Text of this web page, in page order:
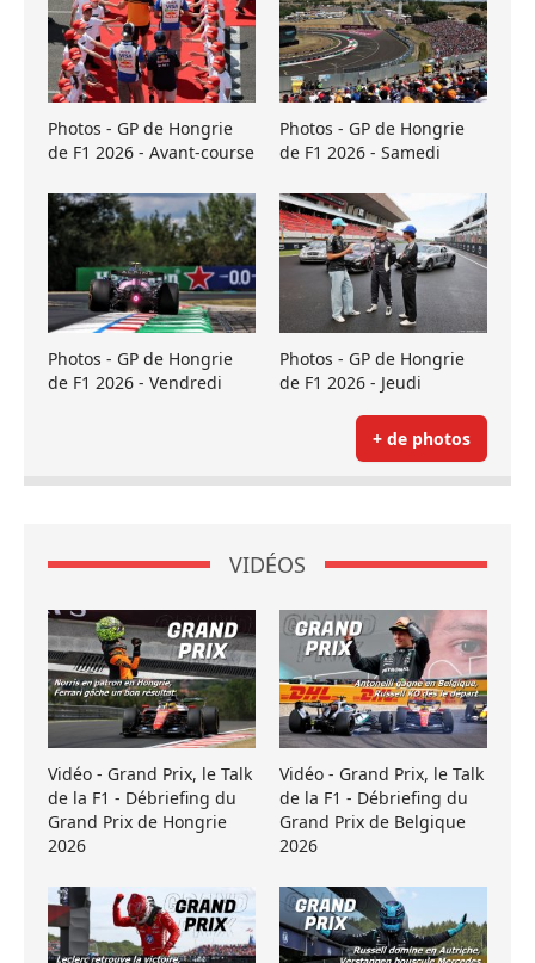
Photos - GP de Hongrie
de F1 2026 - Avant-course
Photos - GP de Hongrie
de F1 2026 - Samedi
Photos - GP de Hongrie
de F1 2026 - Vendredi
Photos - GP de Hongrie
de F1 2026 - Jeudi
+ de photos
VIDÉOS
Vidéo - Grand Prix, le Talk
de la F1 - Débriefing du
Grand Prix de Hongrie
2026
Vidéo - Grand Prix, le Talk
de la F1 - Débriefing du
Grand Prix de Belgique
2026